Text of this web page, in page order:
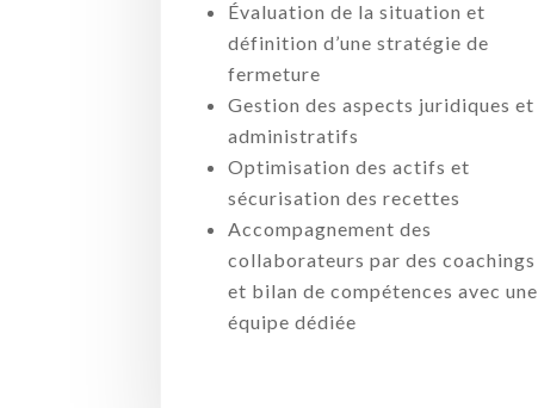
Évaluation de la situation et
définition d’une stratégie de
fermeture
Gestion des aspects juridiques et
administratifs
Optimisation des actifs et
sécurisation des recettes
Accompagnement des
collaborateurs par des coachings
et bilan de compétences avec une
équipe dédiée